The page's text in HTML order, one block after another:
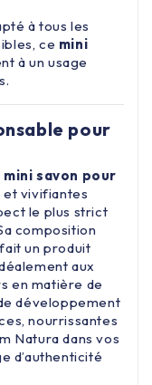
à tous les
ce mini
à un usage
pour
mini savon pour
et vivifiantes
le plus strict
composition
un produit
aux
en matière de
développement
nourrissantes
Natura dans vos
d’authenticité